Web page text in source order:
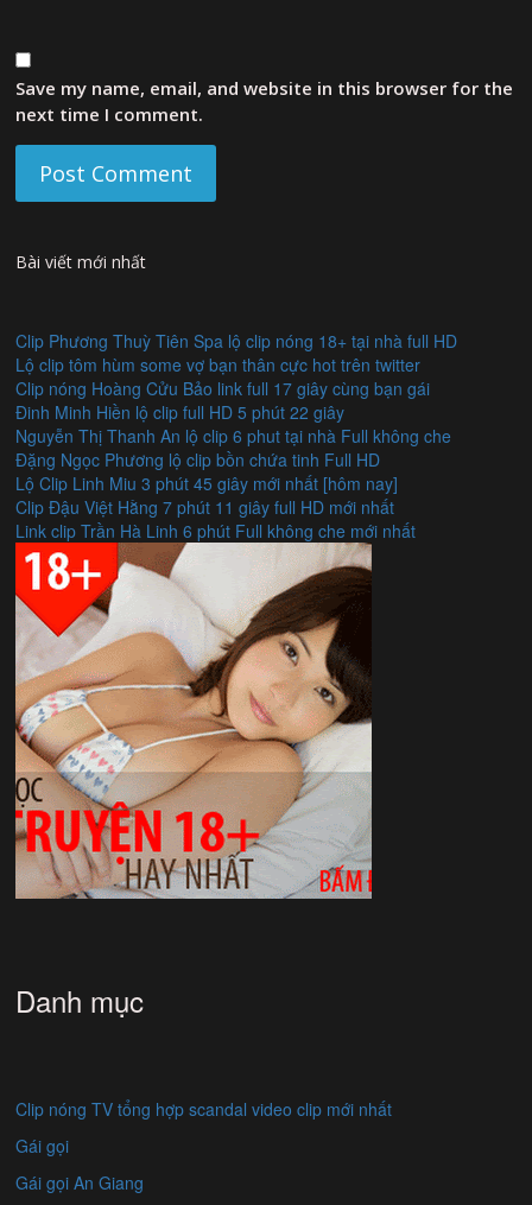
Save my name, email, and website in this browser for the
next time I comment.
Bài viết mới nhất
Clip Phương Thuỳ Tiên Spa lộ clip nóng 18+ tại nhà full HD
Lộ clip tôm hùm some vợ bạn thân cực hot trên twitter
Clip nóng Hoàng Cửu Bảo link full 17 giây cùng bạn gái
Đinh Minh Hiền lộ clip full HD 5 phút 22 giây
Nguyễn Thị Thanh An lộ clip 6 phut tại nhà Full không che
Đặng Ngọc Phương lộ clip bồn chứa tinh Full HD
Lộ Clip Linh Miu 3 phút 45 giây mới nhất [hôm nay]
Clip Đậu Việt Hằng 7 phút 11 giây full HD mới nhất
Link clip Trần Hà Linh 6 phút Full không che mới nhất
Danh mục
Clip nóng TV tổng hợp scandal video clip mới nhất
Gái gọi
Gái gọi An Giang